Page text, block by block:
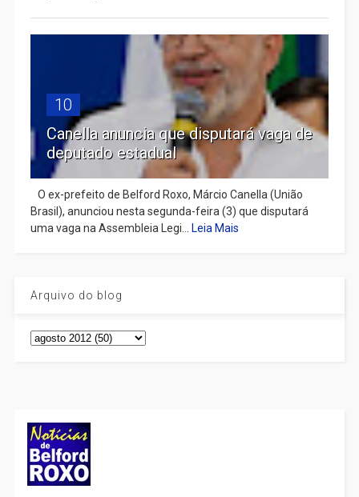
10
Canella anuncia que disputará vaga de
deputado estadual
​ O ex-prefeito de Belford Roxo, Márcio Canella (União
Brasil), anunciou nesta segunda-feira (3) que disputará
uma vaga na Assembleia Legi... Leia Mais
Arquivo do blog